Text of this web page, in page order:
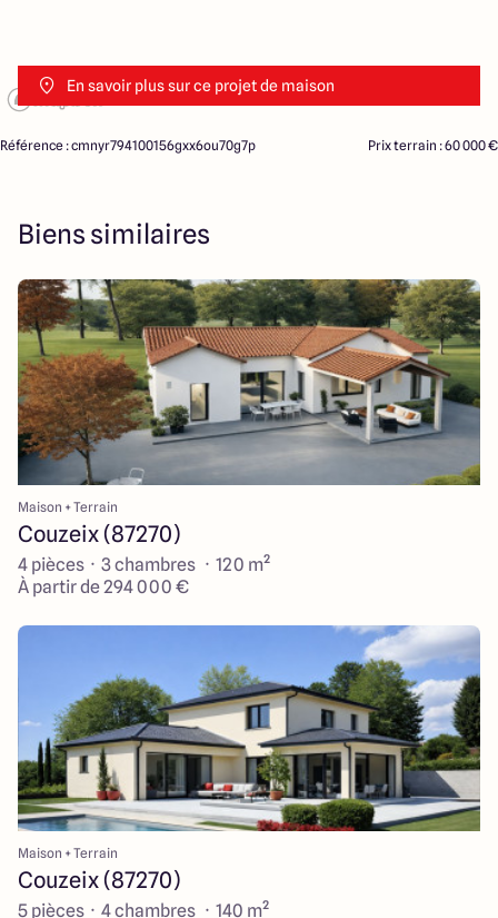
En savoir plus sur ce projet de maison
Référence : cmnyr794100156gxx6ou70g7p Prix terrain : 60 000 €
Biens similaires
Maison + Terrain
Couzeix (87270)
4 pièces · 3 chambres · 120 m²
À partir de 294 000 €
Maison + Terrain
Couzeix (87270)
5 pièces · 4 chambres · 140 m²